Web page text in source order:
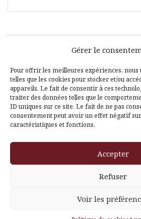
Gérer le
Pour offrir les meilleures expériences, nous
telles que les cookies pour stocker et/ou
appareils. Le fait de consentir à ces
traiter des données telles que le
ID uniques sur ce site. Le fait de ne pas
consentement peut avoir un effet négatif
caractéristiques et fonctions.
Accepter
Refuser
Voir les